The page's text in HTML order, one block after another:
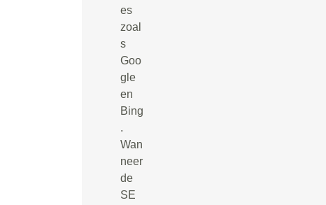
es
zoal
s
Goo
gle
en
Bing
.
Wan
neer
de
SE